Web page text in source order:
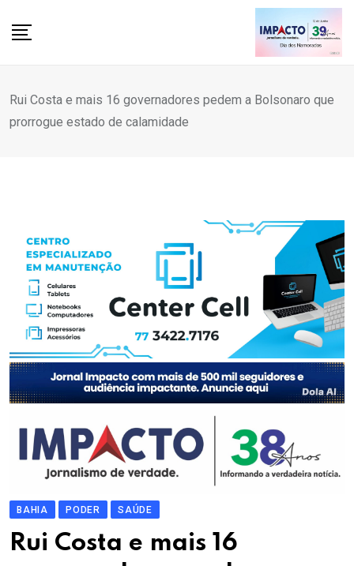
Rui Costa e mais 16 governadores pedem a Bolsonaro que
prorrogue estado de calamidade
BAHIA PODER SAÚDE
Rui Costa e mais 16